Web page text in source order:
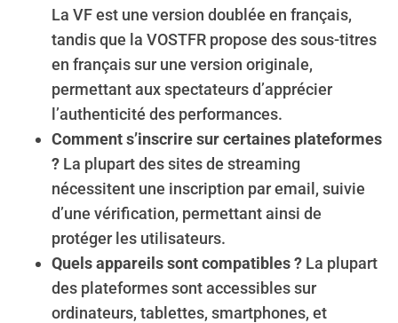
La VF est une version doublée en français,
tandis que la VOSTFR propose des sous-titres
en français sur une version originale,
permettant aux spectateurs d’apprécier
l’authenticité des performances.
Comment s’inscrire sur certaines plateformes
?La plupart des sites de streaming
nécessitent une inscription par email, suivie
d’une vérification, permettant ainsi de
protéger les utilisateurs.
Quels appareils sont compatibles ?La plupart
des plateformes sont accessibles sur
ordinateurs, tablettes, smartphones, et